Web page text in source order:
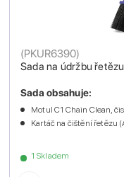
Sada na údržbu
(PKUR6390)
1 Skladem
Sada obsahuje:
Motul C1 Chain Clean,
Kartáč na čištění řetězu